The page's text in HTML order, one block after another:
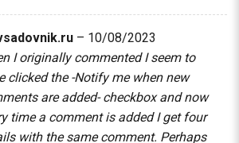
– 10/08/2023
I originally commented I seem to
clicked the -Notify me when new
are added- checkbox and now
time a comment is added I get four
with the same comment. Perhaps